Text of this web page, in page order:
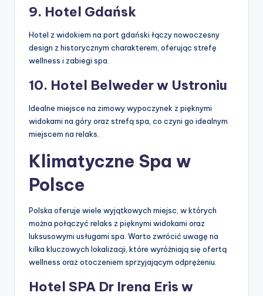
9. Hotel Gdańsk
Hotel z widokiem na port gdański łączy nowoczesny
design z historycznym charakterem, oferując strefę
wellness i zabiegi spa.
10. Hotel Belweder w Ustroniu
Idealne miejsce na zimowy wypoczynek z pięknymi
widokami na góry oraz strefą spa, co czyni go idealnym
miejscem na relaks.
Klimatyczne Spa w
Polsce
Polska oferuje wiele wyjątkowych miejsc, w których
można połączyć relaks z pięknymi widokami oraz
luksusowymi usługami spa. Warto zwrócić uwagę na
kilka kluczowych lokalizacji, które wyróżniają się ofertą
wellness oraz otoczeniem sprzyjającym odprężeniu.
Hotel SPA Dr Irena Eris w